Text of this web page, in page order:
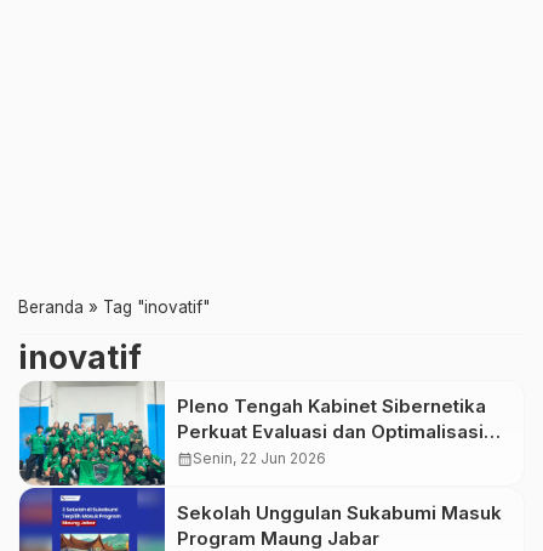
Beranda » Tag "inovatif"
inovatif
Pleno Tengah Kabinet Sibernetika
Perkuat Evaluasi dan Optimalisasi
Kinerja Organisasi
calendar_monthSenin, 22 Jun 2026
Sekolah Unggulan Sukabumi Masuk
Program Maung Jabar